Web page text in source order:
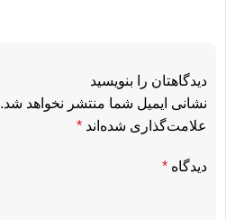
دیدگاهتان را بنویسید
نشانی ایمیل شما منتشر نخواهد شد.
علامت‌گذاری شده‌اند *
دیدگاه *